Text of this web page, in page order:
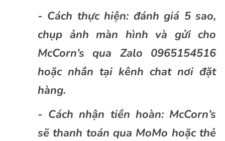
- Cách thực hiện: đánh giá 5 sao,
chụp ảnh màn hình và gửi cho
McCorn’s qua Zalo 0965154516
hoặc nhắn tại kênh chat nơi đặt
hàng.
- Cách nhận tiền hoàn: McCorn’s
sẽ thanh toán qua MoMo hoặc thẻ